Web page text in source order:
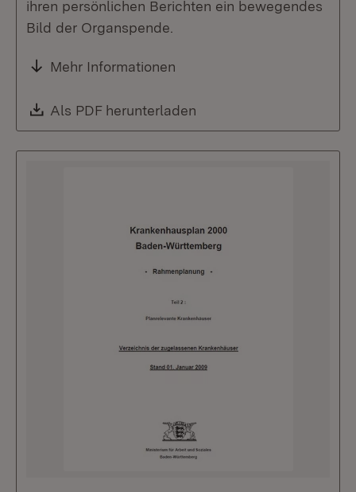
ihren persönlichen Berichten ein bewegendes
Bild der Organspende.
Mehr Informationen
Download:
Als PDF herunterladen